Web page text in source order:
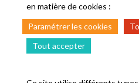
en matière de cookies :
Paramétrer les cookies
Tout accepter